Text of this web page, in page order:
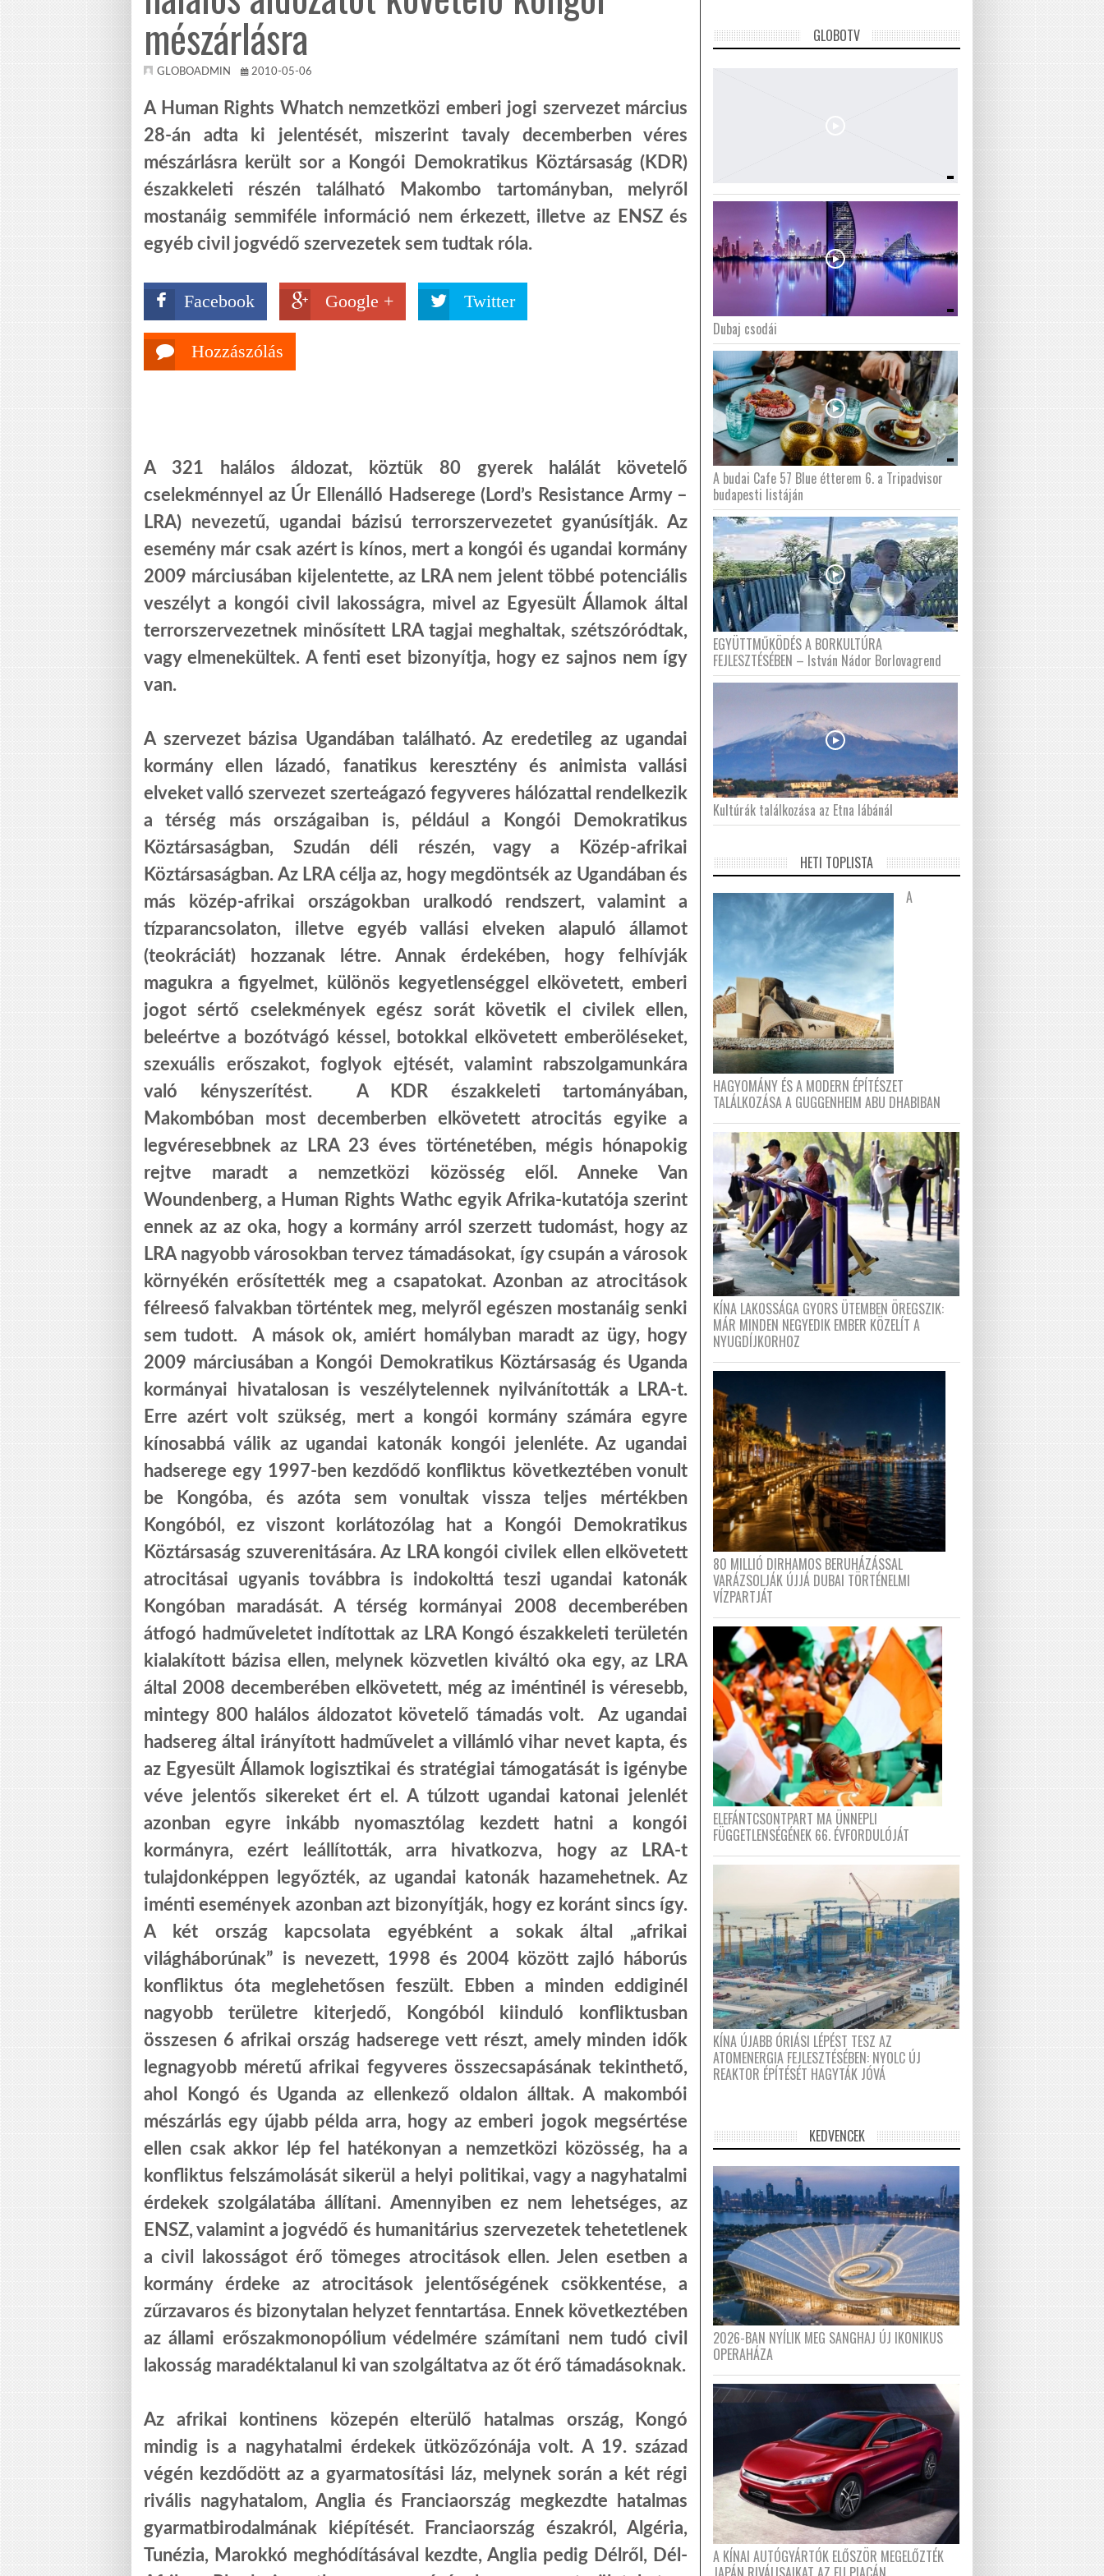
mészárlásra
GLOBOADMIN 2010-05-06
A Human Rights Whatch nemzetközi emberi jogi szervezet március
28-án adta ki jelentését, miszerint tavaly decemberben véres
mészárlásra került sor a Kongói Demokratikus Köztársaság (KDR)
északkeleti részén található Makombo tartományban, melyről
mostanáig semmiféle információ nem érkezett, illetve az ENSZ és
egyéb civil jogvédő szervezetek sem tudtak róla.
Facebook Google + Twitter
Hozzászólás
A 321 halálos áldozat, köztük 80 gyerek halálát követelő
cselekménnyel az Úr Ellenálló Hadserege (Lord’s Resistance Army –
LRA) nevezetű, ugandai bázisú terrorszervezetet gyanúsítják. Az
esemény már csak azért is kínos, mert a kongói és ugandai kormány
2009 márciusában kijelentette, az LRA nem jelent többé potenciális
veszélyt a kongói civil lakosságra, mivel az Egyesült Államok által
terrorszervezetnek minősített LRA tagjai meghaltak, szétszóródtak,
vagy elmenekültek. A fenti eset bizonyítja, hogy ez sajnos nem így
van.
A szervezet bázisa Ugandában található. Az eredetileg az ugandai
kormány ellen lázadó, fanatikus keresztény és animista vallási
elveket valló szervezet szerteágazó fegyveres hálózattal rendelkezik
a térség más országaiban is, például a Kongói Demokratikus
Köztársaságban, Szudán déli részén, vagy a Közép-afrikai
Köztársaságban. Az LRA célja az, hogy megdöntsék az Ugandában és
más közép-afrikai országokban uralkodó rendszert, valamint a
tízparancsolaton, illetve egyéb vallási elveken alapuló államot
(teokráciát) hozzanak létre. Annak érdekében, hogy felhívják
magukra a figyelmet, különös kegyetlenséggel elkövetett, emberi
jogot sértő cselekmények egész sorát követik el civilek ellen,
beleértve a bozótvágó késsel, botokkal elkövetett emberöléseket,
szexuális erőszakot, foglyok ejtését, valamint rabszolgamunkára
való kényszerítést. A KDR északkeleti tartományában,
Makombóban most decemberben elkövetett atrocitás egyike a
legvéresebbnek az LRA 23 éves történetében, mégis hónapokig
rejtve maradt a nemzetközi közösség elől. Anneke Van
Woundenberg, a Human Rights Wathc egyik Afrika-kutatója szerint
ennek az az oka, hogy a kormány arról szerzett tudomást, hogy az
LRA nagyobb városokban tervez támadásokat, így csupán a városok
környékén erősítették meg a csapatokat. Azonban az atrocitások
félreeső falvakban történtek meg, melyről egészen mostanáig senki
sem tudott. A mások ok, amiért homályban maradt az ügy, hogy
2009 márciusában a Kongói Demokratikus Köztársaság és Uganda
kormányai hivatalosan is veszélytelennek nyilvánították a LRA-t.
Erre azért volt szükség, mert a kongói kormány számára egyre
kínosabbá válik az ugandai katonák kongói jelenléte. Az ugandai
hadserege egy 1997-ben kezdődő konfliktus következtében vonult
be Kongóba, és azóta sem vonultak vissza teljes mértékben
Kongóból, ez viszont korlátozólag hat a Kongói Demokratikus
Köztársaság szuverenitására. Az LRA kongói civilek ellen elkövetett
atrocitásai ugyanis továbbra is indokolttá teszi ugandai katonák
Kongóban maradását. A térség kormányai 2008 decemberében
átfogó hadműveletet indítottak az LRA Kongó északkeleti területén
kialakított bázisa ellen, melynek közvetlen kiváltó oka egy, az LRA
által 2008 decemberében elkövetett, még az iméntinél is véresebb,
mintegy 800 halálos áldozatot követelő támadás volt. Az ugandai
hadsereg által irányított hadművelet a villámló vihar nevet kapta, és
az Egyesült Államok logisztikai és stratégiai támogatását is igénybe
véve jelentős sikereket ért el. A túlzott ugandai katonai jelenlét
azonban egyre inkább nyomasztólag kezdett hatni a kongói
kormányra, ezért leállították, arra hivatkozva, hogy az LRA-t
tulajdonképpen legyőzték, az ugandai katonák hazamehetnek. Az
iménti események azonban azt bizonyítják, hogy ez koránt sincs így.
A két ország kapcsolata egyébként a sokak által „afrikai
világháborúnak” is nevezett, 1998 és 2004 között zajló háborús
konfliktus óta meglehetősen feszült. Ebben a minden eddiginél
nagyobb területre kiterjedő, Kongóból kiinduló konfliktusban
összesen 6 afrikai ország hadserege vett részt, amely minden idők
legnagyobb méretű afrikai fegyveres összecsapásának tekinthető,
ahol Kongó és Uganda az ellenkező oldalon álltak. A makombói
mészárlás egy újabb példa arra, hogy az emberi jogok megsértése
ellen csak akkor lép fel hatékonyan a nemzetközi közösség, ha a
konfliktus felszámolását sikerül a helyi politikai, vagy a nagyhatalmi
érdekek szolgálatába állítani. Amennyiben ez nem lehetséges, az
ENSZ, valamint a jogvédő és humanitárius szervezetek tehetetlenek
a civil lakosságot érő tömeges atrocitások ellen. Jelen esetben a
kormány érdeke az atrocitások jelentőségének csökkentése, a
zűrzavaros és bizonytalan helyzet fenntartása. Ennek következtében
az állami erőszakmonopólium védelmére számítani nem tudó civil
lakosság maradéktalanul ki van szolgáltatva az őt érő támadásoknak.
Az afrikai kontinens közepén elterülő hatalmas ország, Kongó
mindig is a nagyhatalmi érdekek ütközőzónája volt. A 19. század
végén kezdődött az a gyarmatosítási láz, melynek során a két régi
rivális nagyhatalom, Anglia és Franciaország megkezdte hatalmas
gyarmatbirodalmának kiépítését. Franciaország északról, Algéria,
Tunézia, Marokkó meghódításával kezdte, Anglia pedig Délről, Dél-
GLOBOTV
Dubaj csodái
A budai Cafe 57 Blue étterem 6. a Tripadvisor
budapesti listáján
EGYÜTTMŰKÖDÉS A BORKULTÚRA
FEJLESZTÉSÉBEN – István Nádor Borlovagrend
Kultúrák találkozása az Etna lábánál
HETI TOPLISTA
A
HAGYOMÁNY ÉS A MODERN ÉPÍTÉSZET
TALÁLKOZÁSA A GUGGENHEIM ABU DHABIBAN
KÍNA LAKOSSÁGA GYORS ÜTEMBEN ÖREGSZIK:
MÁR MINDEN NEGYEDIK EMBER KÖZELÍT A
NYUGDÍJKORHOZ
80 MILLIÓ DIRHAMOS BERUHÁZÁSSAL
VARÁZSOLJÁK ÚJJÁ DUBAI TÖRTÉNELMI
VÍZPARTJÁT
ELEFÁNTCSONTPART MA ÜNNEPLI
FÜGGETLENSÉGÉNEK 66. ÉVFORDULÓJÁT
KÍNA ÚJABB ÓRIÁSI LÉPÉST TESZ AZ
ATOMENERGIA FEJLESZTÉSÉBEN: NYOLC ÚJ
REAKTOR ÉPÍTÉSÉT HAGYTÁK JÓVÁ
KEDVENCEK
2026-BAN NYÍLIK MEG SANGHAJ ÚJ IKONIKUS
OPERAHÁZA
A KÍNAI AUTÓGYÁRTÓK ELŐSZÖR MEGELŐZTÉK